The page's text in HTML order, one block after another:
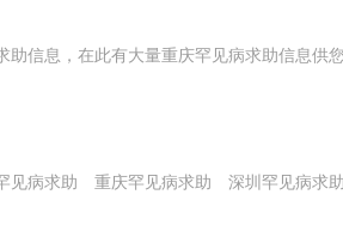
信息，在此有大量重庆罕见病求助信息供
见病求助 重庆罕见病求助 深圳罕见病求助